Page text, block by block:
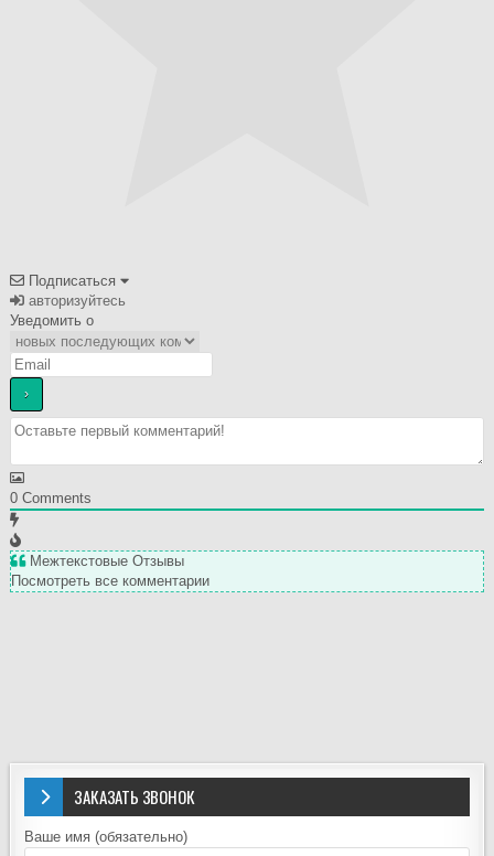
Подписаться
авторизуйтесь
Уведомить о
0 Comments
Межтекстовые Отзывы
Посмотреть все комментарии
ЗАКАЗАТЬ ЗВОНОК
Ваше имя (обязательно)